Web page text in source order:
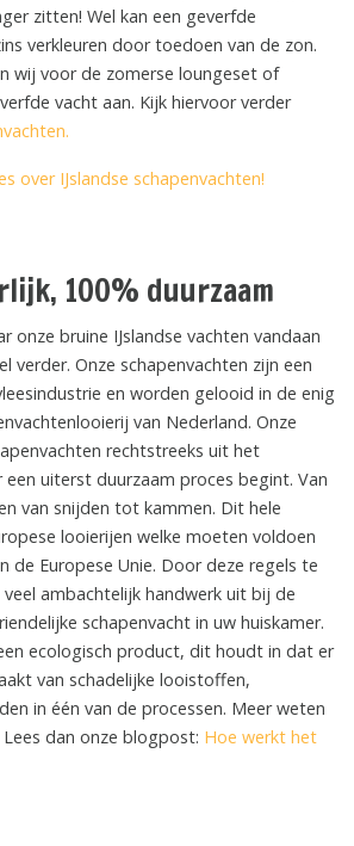
zitten! Wel kan een geverfde
verkleuren door toedoen van de zon.
wij voor de zomerse loungeset of
vacht aan. Kijk hiervoor verder
over IJslandse schapenvachten!
100% duurzaam
onze bruine IJslandse vachten vandaan
verder. Onze schapenvachten zijn een
en worden gelooid in de enig
van Nederland. Onze
rechtstreeks uit het
een uiterst duurzaam proces begint. Van
van snijden tot kammen. Dit hele
looierijen welke moeten voldoen
de Europese Unie. Door deze regels te
ambachtelijk handwerk uit bij de
schapenvacht in uw huiskamer.
ecologisch product, dit houdt in dat er
van schadelijke looistoffen,
in één van de processen. Meer weten
dan onze blogpost: Hoe werkt het